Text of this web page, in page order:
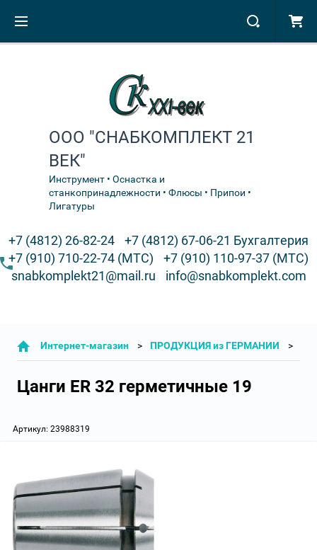
ООО "СНАБКОМПЛЕКТ 21
ВЕК"
Инструмент • Оснастка и
станкопринадлежности • Флюсы • Припои •
Лигатуры
+7 (4812) 26-82-24
+7 (4812) 67-06-21 Бухгалтерия
+7 (910) 710-22-74 (МТС)
+7 (910) 110-97-37 (МТС)
snabkomplekt21@mail.ru
info@snabkomplekt.com
Интернет-магазин ПРОДУКЦИЯ из ГЕРМАНИИ
Цанги ER 32 герметичные 19
Артикул: 23988319